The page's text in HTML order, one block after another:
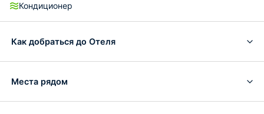
Кондиционер
Как добраться до Отеля
Места рядом